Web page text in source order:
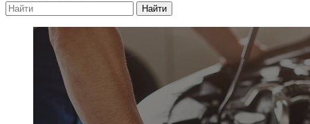
Найти